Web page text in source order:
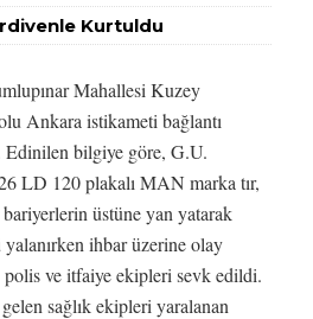
Kurtuldu
Mahallesi Kuzey
Ankara istikameti bağlantı
Edinilen bilgiye göre, G.U.
LD 120 plakalı MAN marka tır,
üstüne yan yatarak
ihbar üzerine olay
polis ve itfaiye ekipleri sevk edildi.
sağlık ekipleri yaralanan